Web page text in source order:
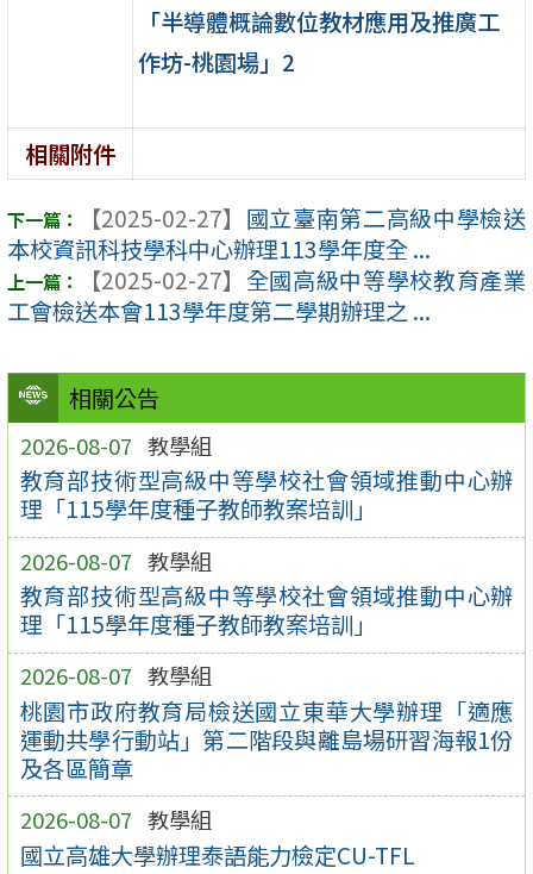
相關公告
2026-08-07 教學組
教育部技術型高級中等學校社會領域推動中心辦
理「115學年度種子教師教案培訓」
2026-08-07 教學組
教育部技術型高級中等學校社會領域推動中心辦
理「115學年度種子教師教案培訓」
2026-08-07 教學組
桃園市政府教育局檢送國立東華大學辦理「適應
運動共學行動站」第二階段與離島場研習海報1份
及各區簡章
2026-08-07 教學組
國立高雄大學辦理泰語能力檢定CU-TFL
「半導體概論數位教材應用及推廣工
作坊-桃園場」2
相關附件
【2025-02-27】 國立臺南第二高級中學檢送
本校資訊科技學科中心辦理113學年度全 ...
【2025-02-27】 全國高級中等學校教育產業
工會檢送本會113學年度第二學期辦理之 ...